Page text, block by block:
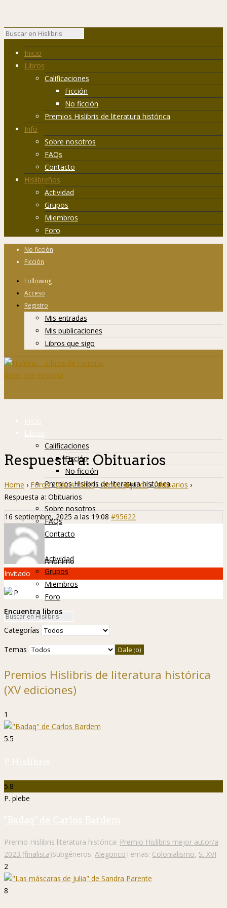
Inicio
Libros
Calificaciones
Ficción
No ficción
Premios Hislibris de literatura histórica
Info
Sobre nosotros
FAQs
Contacto
Hislibreños
Actividad
Grupos
Miembros
Foro
No ficción
Ficción
Following
Acceso
Registro
Mis entradas
Mis publicaciones
Libros que sigo
Inicio
Libros
Calificaciones
Ficción
No ficción
Premios Hislibris de literatura histórica
Info
Sobre nosotros
FAQs
Contacto
Hislibreños
Actividad
Grupos
Miembros
Foro
Respuesta a: Obituarios
Home › Foros › Otros foros › Otros t�picos › Obituarios ›
Respuesta a: Obituarios
16 septiembre, 2025 a las 19:08 #95622
Anónimo
Invitado
Encuentra libros
Categorías
Temas
Premios Hislibris de literatura histórica
(XV ediciones)
1
5.5
P. Hislibris
5.8
P. plebe
"Badaq" de Carlos Bardem
Premio Hislibris literatura histórica: Premio Hislibris mejor autor/a
2023 (finalista)Subgéneros: AlegoricoTemas: Colonialismo, S. XVI
2
8